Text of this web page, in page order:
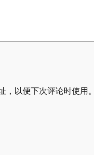
以便下次评论时使用。